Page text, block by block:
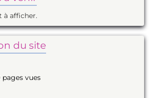
à afficher.
du site
pages vues